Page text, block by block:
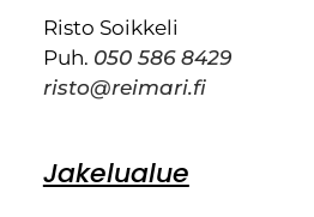
Risto Soikkeli
Puh. 050 586 8429
risto@reimari.fi
Jakelualue